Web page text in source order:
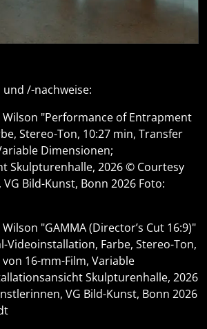
/-nachweise:
Wilson "Performance of Entrapment
Stereo-Ton, 10:27 min, Transfer
Dimensionen;
Skulpturenhalle, 2026 © Courtesy
Bild-Kunst, Bonn 2026 Foto:
"GAMMA (Director’s Cut 16:9)"
Videoinstallation, Farbe, Stereo-Ton,
16-mm-Film, Variable
Skulpturenhalle, 2026
VG Bild-Kunst, Bonn 2026